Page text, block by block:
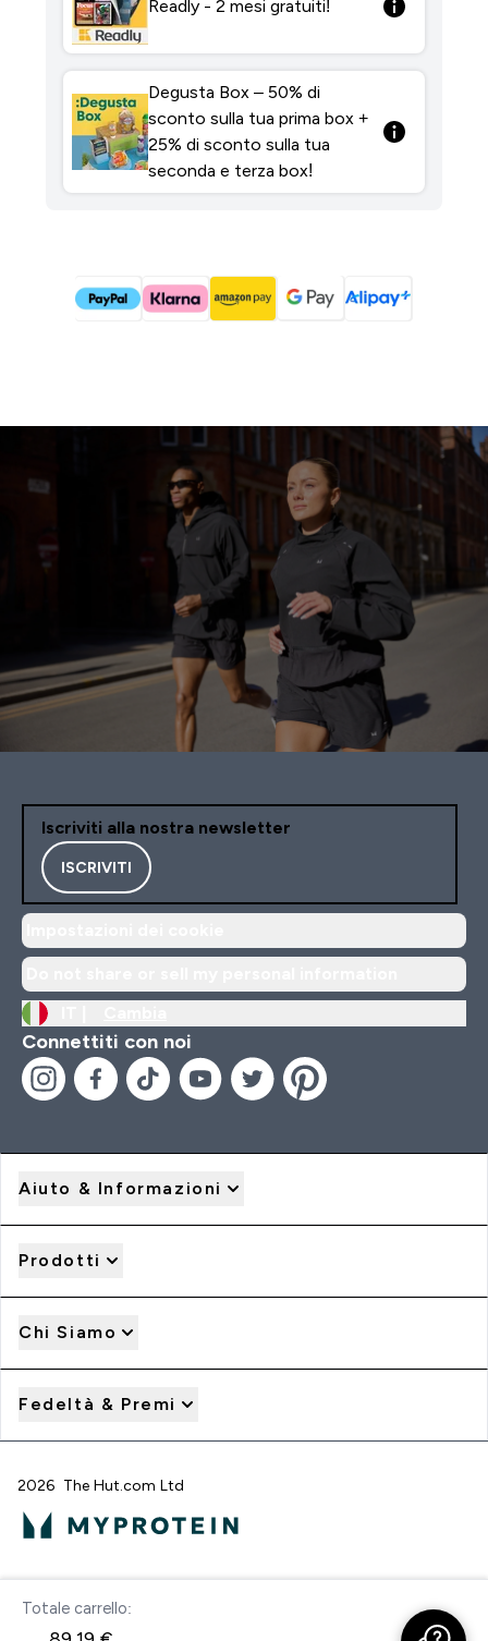
Readly - 2 mesi gratuiti!
Degusta Box – 50% di
sconto sulla tua prima box +
25% di sconto sulla tua
seconda e terza box!
Totale carrello:
Iscriviti alla nostra newsletter
ISCRIVITI
Connettiti con noi
Aiuto & Informazioni
Prodotti
Chi Siamo
Fedeltà & Premi
2026 The Hut.com Ltd